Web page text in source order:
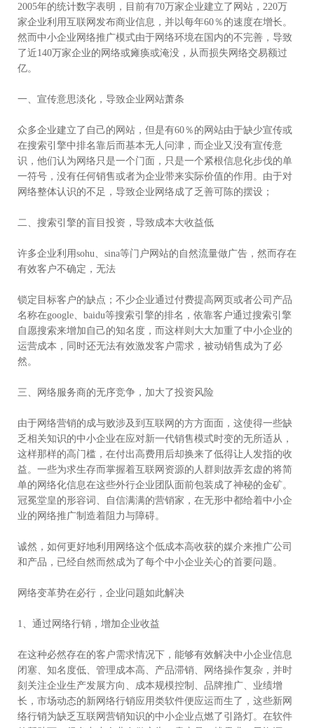
2005年的统计数字表明，目前有70万家企业建立了网站，220万
家企业利用互联网发布商业信息，并以每年60％的速度在增长。
然而中小企业网络推广模式由于网络环境在国内的不完善，导致
了近140万家企业的网络或瘫痪或淹没，从而损失网络交易额过
亿。
一、宣传意思淡化，导致企业网站萧条
众多企业建立了自己的网站，但是有60％的网站由于缺少宣传或
在搜索引擎中排名靠后而基本无人问津，而企业又没有宣传意
识，他们认为网络只是一个门面，只是一个紧根信息化步伐的单
一符号，没有任何销售或者为企业带来实际价值的作用。由于对
网络整体认识的不足，导致企业网络成了乏善可陈的摆设；
二、搜索引擎的盲目投资，导致成本大收益低
许多企业利用sohu、sina等门户网站的自然流量做广告，然而存在
有效客户不确定，无法
锁定目标客户的缺点；不少企业通过付费提高网页或者公司产品
名称在google、baidu等搜索引擎的排名，依靠客户通过搜索引擎
自愿搜索来增加自己的知名度，而这样则大大加重了中小企业的
运营成本，同时还无法有效激发客户需求，被动销售成为了必
然。
三、网络服务商的无序竞争，加大了投资风险
由于网络营销的成与败涉及到互联网的方方面面，这使得一些缺
乏相关知识的中小企业在应对新一代销售模式时变的无所适从，
这样那样的高门槛，在付出高费用后却换来了低得让人发指的收
益。一些为求生存而掌握着互联网资源的人群则故弄玄虚的将简
单的网络化信息在这些外行企业团队面前包装成了神秘的金矿。
冠冕堂皇的形容词、自信满满的营销家，在无形中都给着中小企
业的网络推广制造着阻力与障碍。
诚然，如何更好地利用网络这个低成本高收获的媒介来推广公司
和产品，已经自然而然成为了每个中小企业关心的首要问题。
网络变革势在必行，企业问题如此解决
1、通过网络行销，增加企业收益
在这种必然存在的客户需求情况下，能够有效解决中小企业信息
闭塞、知名度低、管理成本高、产品滞销、网络操作复杂，并时
刻关注企业生产发展方向、成本规模控制、品牌推广、业绩增
长，市场动态的新网络行销应用类软件便应运而生了，这些新网
络行销为缺乏互联网营销知识的中小企业点燃了引路灯。在软件